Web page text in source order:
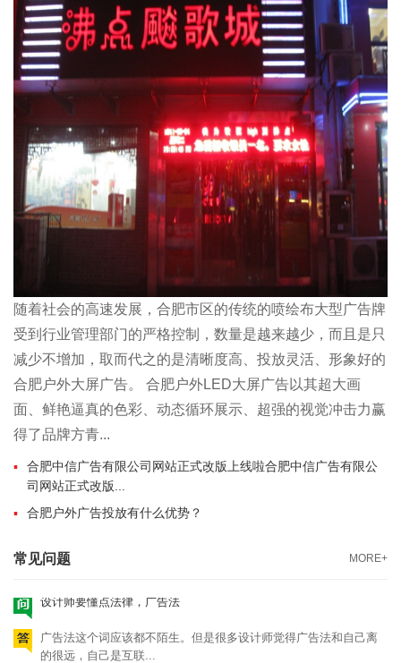
随着社会的高速发展，合肥市区的传统的喷绘布大型广告牌
受到行业管理部门的严格控制，数量是越来越少，而且是只
减少不增加，取而代之的是清晰度高、投放灵活、形象好的
合肥户外大屏广告。 合肥户外LED大屏广告以其超大画
面、鲜艳逼真的色彩、动态循环展示、超强的视觉冲击力赢
得了品牌方青...
合肥中信广告有限公司网站正式改版上线啦合肥中信广告有限公
司网站正式改版...
合肥户外广告投放有什么优势？
常见问题 MORE+
一、知识产权 是“基于创造成果和工商标记依法产生的权利的统
称”。知识产权的...
设计师要重视版权合规，警惕“钓鱼行为”
“钓鱼”其实是互联网黑话。“钓鱼行为”是指欺骗或者诈骗的一种方
的很远，自己是互联...
全民上网时代，设计师要懂点法律
一、知识产权 是“基于创造成果和工商标记依法产生的权利的统
设计师要重视版权合规，警惕“钓鱼行为”
“钓鱼”其实是互联网黑话。“钓鱼行为”是指欺骗或者诈骗的一种方
式。 而在国...
广告法这个词应该都不陌生。但是很多设计师觉得广告法和自己离
的很远，自己是互联...